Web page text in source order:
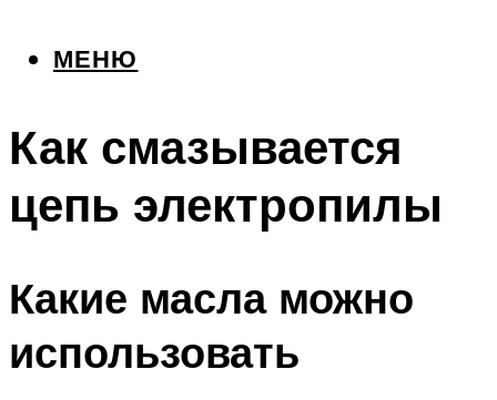
МЕНЮ
Как смазывается
цепь электропилы
Какие масла можно
использовать